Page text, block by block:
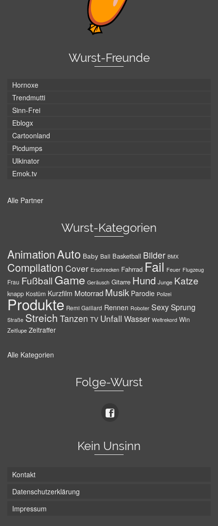
Wurst-Freunde
Hornoxe
Trendmutti
Sinn-Frei
Eblogx
Cartoonland
Picdumps
Ulkinator
Emok.tv
Alle Partner
Wurst-Kategorien
AnimationAuto Baby Ball Basketball Bilder BMX
Compilation Cover Erschrecken Fahrrad Fail Feuer Flugzeug
Frau Fußball Game Geräusch Gitarre Hund Junge Katze
knapp Kostüm Kurzfilm Motorrad Musik Parodie Polizei
Produkte Remi Gaillard Rennen Roboter SexySprung
Straße Streich Tanzen TV Unfall Wasser Weltrekord Win
Zeitlupe Zeitraffer
Alle Kategorien
Folge-Wurst
Kein Unsinn
Kontakt
Datenschutzerklärung
Impressum